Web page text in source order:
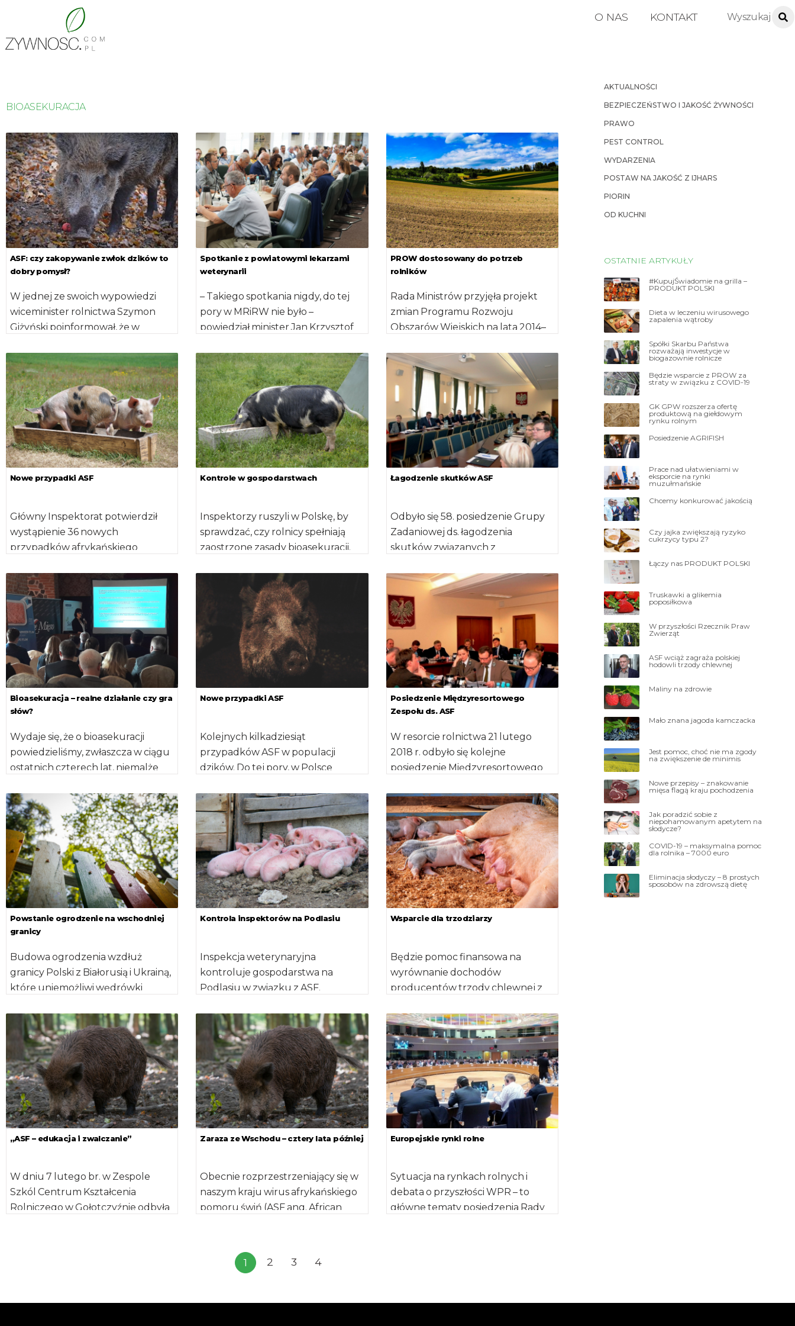
O NAS KONTAKT
BIOASEKURACJA
ASF: czy zakopywanie zwłok dzików to
dobry pomysł?
W jednej ze swoich wypowiedzi
wiceminister rolnictwa Szymon
Giżyński poinformował, że w
możliwość zakopania znalezionych
zwłok padłych […]
Spotkanie z powiatowymi lekarzami
weterynarii
– Takiego spotkania nigdy, do tej
pory w MRiRW nie było –
powiedział minister Jan Krzysztof
spotkanie z […]
PROW dostosowany do potrzeb
rolników
Rada Ministrów przyjęła projekt
zmian Programu Rozwoju
Obszarów Wiejskich na lata 2014–
to nowe działanie, które ma […]
Nowe przypadki ASF
Główny Inspektorat potwierdził
wystąpienie 36 nowych
przypadków afrykańskiego
dniach 26 marca – 1 kwietnia. […]
Kontrole w gospodarstwach
Inspektorzy ruszyli w Polskę, by
sprawdzać, czy rolnicy spełniają
zaostrzone zasady bioasekuracji.
tysięcy gospodarstw
utrzymujących trzodę […]
Łagodzenie skutków ASF
Odbyło się 58. posiedzenie Grupy
Zadaniowej ds. łagodzenia
skutków związanych z
afrykańskiego pomoru świń.
Omówiono aktualną sytuację
epizootyczną […]
Bioasekuracja – realne działanie czy gra
słów?
Wydaje się, że o bioasekuracji
powiedzieliśmy, zwłaszcza w ciągu
ostatnich czterech lat, niemalże
konieczności zmiany odzieży i […]
Nowe przypadki ASF
Kolejnych kilkadziesiąt
przypadków ASF w populacji
dzików. Do tej pory, w Polsce
ASF, z czego blisko 500 […]
Posiedzenie Międzyresortowego
Zespołu ds. ASF
W resorcie rolnictwa 21 lutego
2018 r. odbyło się kolejne
posiedzenie Międzyresortowego
związanych z wystąpieniem
przypadków afrykańskiego
pomoru […]
Powstanie ogrodzenie na wschodniej
granicy
Budowa ogrodzenia wzdłuż
granicy Polski z Białorusią i Ukrainą,
które uniemożliwi wędrówki
wirusem ASF będzie […]
Kontrola inspektorów na Podlasiu
Inspekcja weterynaryjna
kontroluje gospodarstwa na
Podlasiu w związku z ASF.
regionem w Polsce, gdzie cztery
lata temu […]
Wsparcie dla trzodziarzy
Będzie pomoc finansowa na
wyrównanie dochodów
producentów trzody chlewnej z
Restrukturyzacji i Modernizacji
Rolnictwa uruchamia nową […]
„ASF – edukacja i zwalczanie”
W dniu 7 lutego br. w Zespole
Szkól Centrum Kształcenia
Rolniczego w Gołotczyźnie odbyła
Zaraza ze Wschodu – cztery lata później
Obecnie rozprzestrzeniający się w
naszym kraju wirus afrykańskiego
pomoru świń (ASF ang. African
Europejskie rynki rolne
Sytuacja na rynkach rolnych i
debata o przyszłości WPR – to
główne tematy posiedzenia Rady
1 2 3 4
AKTUALNOŚCI
BEZPIECZEŃSTWO I JAKOŚĆ ŻYWNOŚCI
PRAWO
PEST CONTROL
WYDARZENIA
POSTAW NA JAKOŚĆ Z IJHARS
PIORIN
OD KUCHNI
OSTATNIE ARTYKUŁY
#KupujŚwiadomie na grilla –
PRODUKT POLSKI
Dieta w leczeniu wirusowego
zapalenia wątroby
Spółki Skarbu Państwa
rozważają inwestycje w
biogazownie rolnicze
Będzie wsparcie z PROW za
straty w związku z COVID-19
GK GPW rozszerza ofertę
produktową na giełdowym
rynku rolnym
Posiedzenie AGRIFISH
Prace nad ułatwieniami w
eksporcie na rynki
muzułmańskie
Chcemy konkurować jakością
Czy jajka zwiększają ryzyko
cukrzycy typu 2?
Łączy nas PRODUKT POLSKI
Truskawki a glikemia
poposiłkowa
W przyszłości Rzecznik Praw
Zwierząt
ASF wciąż zagraża polskiej
hodowli trzody chlewnej
Maliny na zdrowie
Mało znana jagoda kamczacka
Jest pomoc, choć nie ma zgody
na zwiększenie de minimis
Nowe przepisy – znakowanie
mięsa flagą kraju pochodzenia
Jak poradzić sobie z
niepohamowanym apetytem na
słodycze?
COVID-19 – maksymalna pomoc
dla rolnika – 7000 euro
Eliminacja słodyczy – 8 prostych
sposobów na zdrowszą dietę